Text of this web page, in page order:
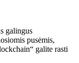
galingus
pusėmis,
galite rasti